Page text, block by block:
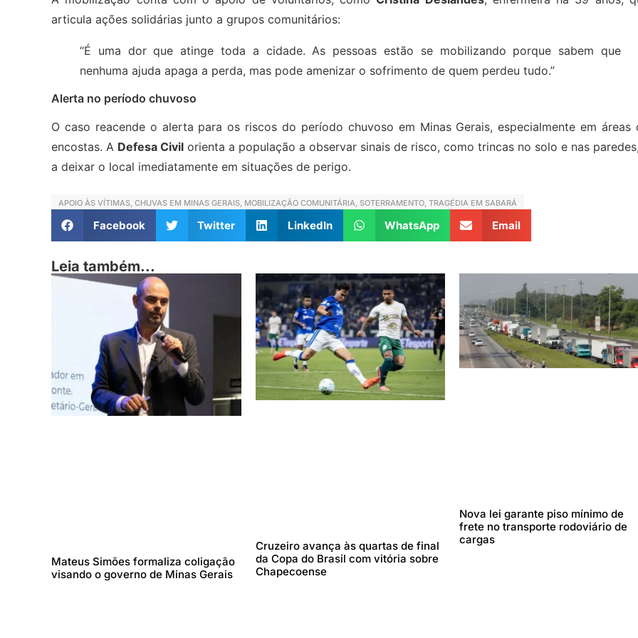
articula ações solidárias junto a grupos comunitários:
“É uma dor que atinge toda a cidade. As pessoas estão se mobilizando porque sabem que
nenhuma ajuda apaga a perda, mas pode amenizar o sofrimento de quem perdeu tudo.”
Alerta no período chuvoso
O caso reacende o alerta para os riscos do período chuvoso em Minas Gerais, especialmente em áreas
encostas. A Defesa Civil orienta a população a observar sinais de risco, como trincas no solo e nas
a deixar o local imediatamente em situações de perigo.
APOIO ÀS VÍTIMAS, CHUVAS EM MINAS GERAIS, MOBILIZAÇÃO COMUNITÁRIA, SOTERRAMENTO, TRAGÉDIA EM SABARÁ
Facebook Twitter LinkedIn WhatsApp Email
Leia também...
Mateus Simões formaliza coligação
visando o governo de Minas Gerais
Cruzeiro avança às quartas de final
da Copa do Brasil com vitória sobre
Chapecoense
Nova lei garante piso mínimo de
frete no transporte rodoviário de
cargas